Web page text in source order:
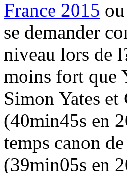
France 2015
se demander
niveau lors de
moins fort que
Simon Yates
(40min45s en
temps canon de
(39min05s en